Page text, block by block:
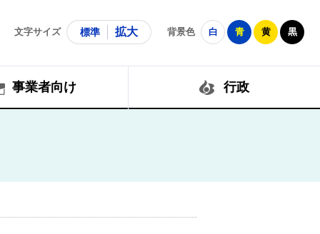
文字サイズ 標準 拡大 背景色 白 青 黄 黒
事業者向け 行政